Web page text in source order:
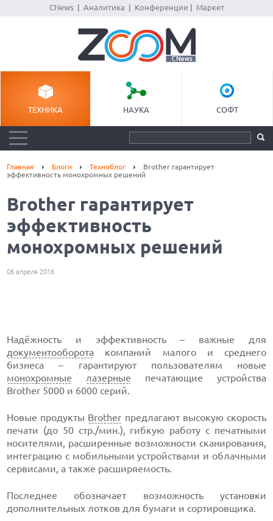
CNews| Аналитика Конференции Маркет
ТЕХНИКА НАУКА СОФТ
Главная Блоги Техноблог
Brother гарантирует
эффективность монохромных решений
Brother гарантирует
эффективность
монохромных решений
06 апреля 2016
Надёжность и эффективность – важные для
документооборота компаний малого и среднего
бизнеса – гарантируют пользователям новые
монохромные
лазерные печатающие устройства
Brother 5000 и 6000 серий.
Новые продукты Brother предлагают высокую скорость
печати (до 50 стр./мин.), гибкую работу с печатными
носителями, расширенные возможности сканирования,
интеграцию с мобильными устройствами и облачными
сервисами, а также расширяемость.
Последнее обозначает возможность установки
дополнительных лотков для бумаги и сортировщика.